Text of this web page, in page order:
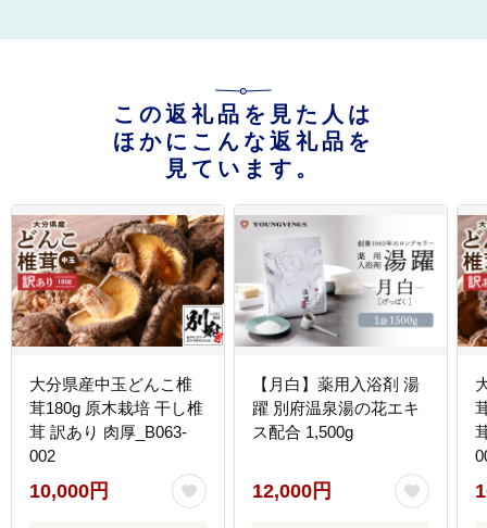
この返礼品を見た人は
ほかにこんな返礼品を
見ています。
大分県産中玉どんこ椎
茸180g 原木栽培 干し椎
茸 訳あり 肉厚_B063-
002
10,000円
【月白】薬用入浴剤 湯
躍 別府温泉湯の花エキ
ス配合 1,500g
12,000円